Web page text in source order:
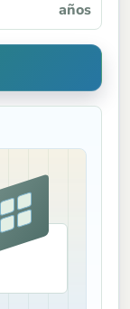
años